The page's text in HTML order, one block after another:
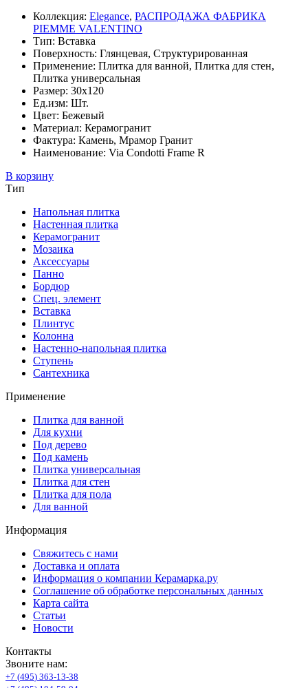
Коллекция: Elegance, РАСПРОДАЖА ФАБРИКА
PIEMME VALENTINO
Тип: Вставка
Поверхность: Глянцевая, Структурированная
Применение: Плитка для ванной, Плитка для стен,
Плитка универсальная
Размер: 30x120
Ед.изм: Шт.
Цвет: Бежевый
Материал: Керамогранит
Фактура: Камень, Мрамор Гранит
Наименование: Via Condotti Frame R
В корзину
Тип
Напольная плитка
Настенная плитка
Керамогранит
Мозаика
Аксессуары
Панно
Бордюр
Спец. элемент
Вставка
Плинтус
Колонна
Настенно-напольная плитка
Ступень
Сантехника
Применение
Плитка для ванной
Для кухни
Под дерево
Под камень
Плитка универсальная
Плитка для стен
Плитка для пола
Для ванной
Информация
Свяжитесь с нами
Доставка и оплата
Информация о компании Керамарка.ру
Соглашение об обработке персональных данных
Карта сайта
Статьи
Новости
Контакты
Звоните нам:
+7 (495) 363-1 3-38